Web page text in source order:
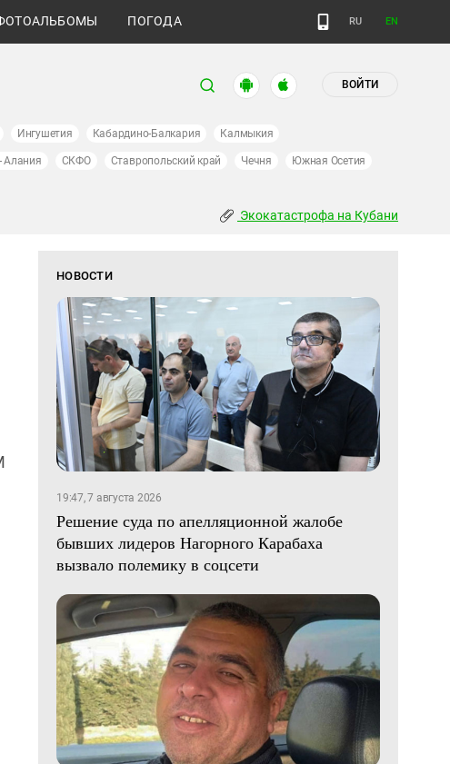
ПОГОДА RU EN
ВОЙТИ
Ингушетия Кабардино-Балкария Калмыкия
Алания СКФО Ставропольский край Чечня Южная Осетия
Экокатастрофа на Кубани
НОВОСТИ
19:47, 7 августа 2026
Решение суда по апелляционной жалобе
бывших лидеров Нагорного Карабаха
вызвало полемику в соцсети